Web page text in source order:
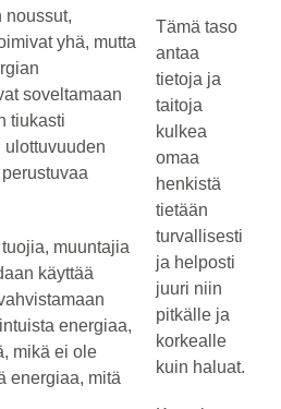
noussut,
yhä, mutta
soveltamaan
tiukasti
muuntajia
käyttää
energiaa,
mikä ei ole
energiaa, mitä
Tämä taso
antaa
tietoja ja
taitoja
kulkea
omaa
henkistä
tietään
turvallisesti
ja helposti
juuri niin
pitkälle ja
korkealle
kuin haluat.